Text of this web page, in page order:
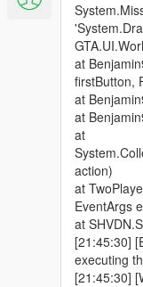
at
firstButton,
at
at
at
action)
at
EventArgs
at
[21:45:30]
executing
[21:45:30]